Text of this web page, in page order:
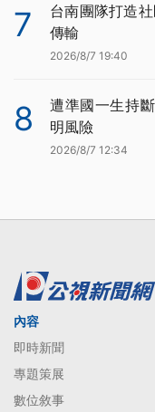
7
台南團隊打造
傳輸
2026/8/7 19:40
8
遭準國一生持
明風險
2026/8/7 12:34
內容
即時新聞
專題策展
數位敘事